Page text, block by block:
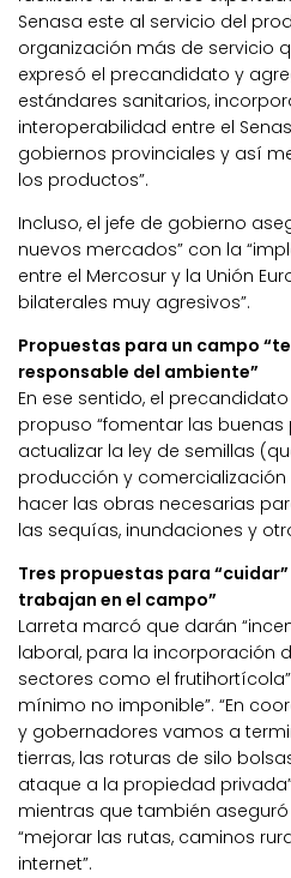
Senasa este al servicio del
organización más de servicio
expresó el precandidato y
estándares sanitarios,
interoperabilidad entre el
gobiernos provinciales y así
los productos”.
Incluso, el jefe de gobierno
nuevos mercados” con la
entre el Mercosur y la Unión
bilaterales muy agresivos”.
Propuestas para un campo
responsable del ambiente”
En ese sentido, el
propuso “fomentar las
actualizar la ley de semillas
producción y
hacer las obras necesarias
las sequías, inundaciones y
Tres propuestas para “cuidar”
trabajan en el campo”
Larreta marcó que darán
laboral, para la incorporación
sectores como el
mínimo no imponible”. “En
y gobernadores vamos a
tierras, las roturas de silo
ataque a la propiedad
mientras que también
“mejorar las rutas, caminos
internet”.